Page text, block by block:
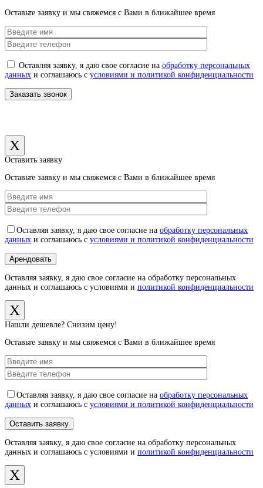
Оставьте заявку и мы свяжемся с Вами в ближайшее время
Оставляя заявку, я даю свое согласие на обработку персональных
данных и соглашаюсь с условиями и политикой конфиденциальности
X
Оставить заявку
Оставьте заявку и мы свяжемся с Вами в ближайшее время
Оставляя заявку, я даю свое согласие на обработку персональных
данных и соглашаюсь с условиями и политикой конфиденциальности
Оставляя заявку, я даю свое согласие на обработку персональных
данных и соглашаюсь с условиями и политикой конфиденциальности
X
Нашли дешевле? Снизим цену!
Оставьте заявку и мы свяжемся с Вами в ближайшее время
Оставляя заявку, я даю свое согласие на обработку персональных
данных и соглашаюсь с условиями и политикой конфиденциальности
Оставляя заявку, я даю свое согласие на обработку персональных
данных и соглашаюсь с условиями и политикой конфиденциальности
X